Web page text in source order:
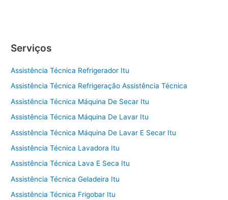
Serviços
Assistência Técnica Refrigerador Itu
Assistência Técnica Refrigeração Assistência Técnica
Assistência Técnica Máquina De Secar Itu
Assistência Técnica Máquina De Lavar Itu
Assistência Técnica Máquina De Lavar E Secar Itu
Assistência Técnica Lavadora Itu
Assistência Técnica Lava E Seca Itu
Assistência Técnica Geladeira Itu
Assistência Técnica Frigobar Itu